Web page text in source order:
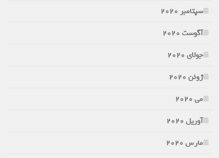
سپتامبر 2020
آگوست 2020
جولای 2020
ژوئن 2020
می 2020
آوریل 2020
مارس 2020